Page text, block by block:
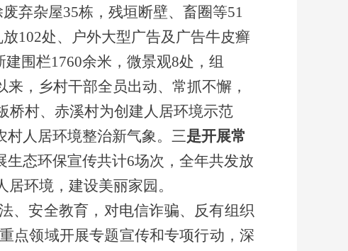
弃杂屋35栋，残垣断壁、畜圈等51
102处、户外大型广告及广告牛皮癣
围栏1760余米，微景观8处，组
来，乡村干部全员出动、常抓不懈，
桥村、赤溪村为创建人居环境示范
村人居环境整治新气象。三是开展常
生态环保宣传共计6场次，全年共发放
环境，建设美丽家园。
、安全教育，对电信诈骗、反有组织
点领域开展专题宣传和专项行动，深